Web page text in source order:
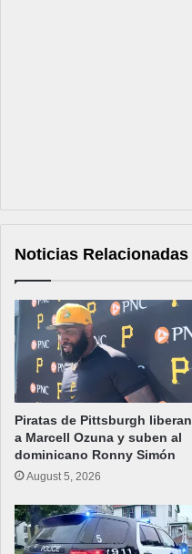
Noticias Relacionadas
Piratas de Pittsburgh liberan
a Marcell Ozuna y suben al
dominicano Ronny Simón
August 5, 2026